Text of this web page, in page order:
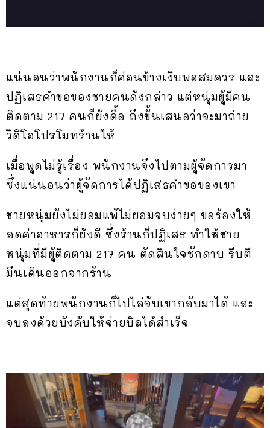
แน่นอนว่าพนักงานก็ค่อนข้างเงิบพอสมควร และ
ปฏิเสธคำขอของชายคนดังกล่าว แต่หนุ่มผู้มีคน
ติดตาม 217 คนก็ยังดื้อ ถึงขั้นเสนอว่าจะมาถ่าย
วิดีโอโปรโมทร้านให้
เมื่อพูดไม่รู้เรื่อง พนักงานจึงไปตามผู้จัดการมา
ซึ่งแน่นอนว่าผู้จัดการได้ปฏิเสธคำขอของเขา
ชายหนุ่มยังไม่ยอมแพ้ไม่ยอมจบง่ายๆ ขอร้องให้
ลดค่าอาหารก็ยังดี ซึ่งร้านก็ปฏิเสธ ทำให้ชาย
หนุ่มที่มีผู้ติดตาม 217 คน ตัดสินใจชักดาบ รีบตี
มึนเดินออกจากร้าน
แต่สุดท้ายพนักงานก็ไปไล่จับเขากลับมาได้ และ
จบลงด้วยบังคับให้จ่ายบิลได้สำเร็จ